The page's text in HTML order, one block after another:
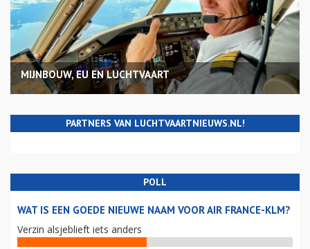
MIJNBOUW, EU EN LUCHTVAART
PARTNERS VAN LUCHTVAARTNIEUWS.NL!
POLL
WAT IS EEN GOEDE NIEUWE NAAM VOOR AIR FRANCE-KLM?
Verzin alsjeblieft iets anders